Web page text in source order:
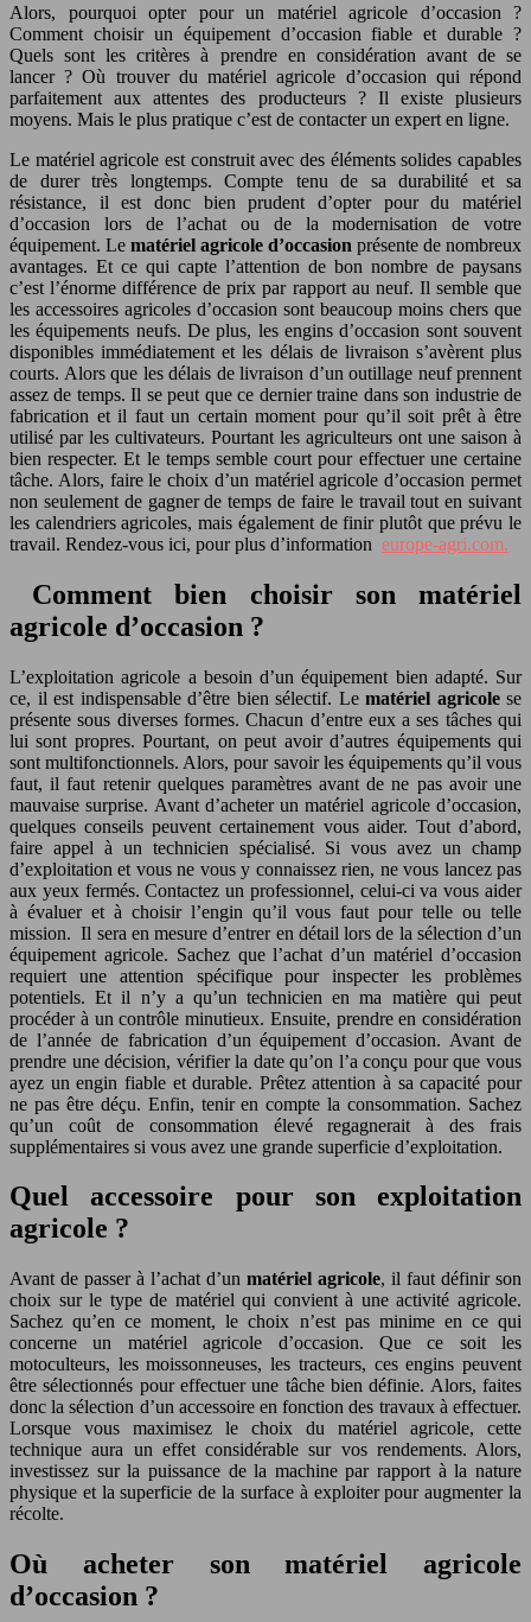
Alors, pourquoi opter pour un matériel agricole d’occasion ?
Comment choisir un équipement d’occasion fiable et durable ?
Quels sont les critères à prendre en considération avant de se
lancer ? Où trouver du matériel agricole d’occasion qui répond
parfaitement aux attentes des producteurs ? Il existe plusieurs
moyens. Mais le plus pratique c’est de contacter un expert en ligne.
Le matériel agricole est construit avec des éléments solides capables
de durer très longtemps. Compte tenu de sa durabilité et sa
résistance, il est donc bien prudent d’opter pour du matériel
d’occasion lors de l’achat ou de la modernisation de votre
équipement. Le matériel agricole d’occasion présente de nombreux
avantages. Et ce qui capte l’attention de bon nombre de paysans
c’est l’énorme différence de prix par rapport au neuf. Il semble que
les accessoires agricoles d’occasion sont beaucoup moins chers que
les équipements neufs. De plus, les engins d’occasion sont souvent
disponibles immédiatement et les délais de livraison s’avèrent plus
courts. Alors que les délais de livraison d’un outillage neuf prennent
assez de temps. Il se peut que ce dernier traine dans son industrie de
fabrication et il faut un certain moment pour qu’il soit prêt à être
utilisé par les cultivateurs. Pourtant les agriculteurs ont une saison à
bien respecter. Et le temps semble court pour effectuer une certaine
tâche. Alors, faire le choix d’un matériel agricole d’occasion permet
non seulement de gagner de temps de faire le travail tout en suivant
les calendriers agricoles, mais également de finir plutôt que prévu le
travail. Rendez-vous ici, pour plus d’information europe-agri.com.
Comment bien choisir son matériel
agricole d’occasion ?
L’exploitation agricole a besoin d’un équipement bien adapté. Sur
ce, il est indispensable d’être bien sélectif. Le matériel agricolese
présente sous diverses formes. Chacun d’entre eux a ses tâches qui
lui sont propres. Pourtant, on peut avoir d’autres équipements qui
sont multifonctionnels. Alors, pour savoir les équipements qu’il vous
faut, il faut retenir quelques paramètres avant de ne pas avoir une
mauvaise surprise. Avant d’acheter un matériel agricole d’occasion,
quelques conseils peuvent certainement vous aider. Tout d’abord,
faire appel à un technicien spécialisé. Si vous avez un champ
d’exploitation et vous ne vous y connaissez rien, ne vous lancez pas
aux yeux fermés. Contactez un professionnel, celui-ci va vous aider
à évaluer et à choisir l’engin qu’il vous faut pour telle ou telle
mission. Il sera en mesure d’entrer en détail lors de la sélection d’un
équipement agricole. Sachez que l’achat d’un matériel d’occasion
requiert une attention spécifique pour inspecter les problèmes
potentiels. Et il n’y a qu’un technicien en ma matière qui peut
procéder à un contrôle minutieux. Ensuite, prendre en considération
de l’année de fabrication d’un équipement d’occasion. Avant de
prendre une décision, vérifier la date qu’on l’a conçu pour que vous
ayez un engin fiable et durable. Prêtez attention à sa capacité pour
ne pas être déçu. Enfin, tenir en compte la consommation. Sachez
qu’un coût de consommation élevé regagnerait à des frais
supplémentaires si vous avez une grande superficie d’exploitation.
Quel accessoire pour son exploitation
agricole ?
Avant de passer à l’achat d’un matériel agricole, il faut définir son
choix sur le type de matériel qui convient à une activité agricole.
Sachez qu’en ce moment, le choix n’est pas minime en ce qui
concerne un matériel agricole d’occasion. Que ce soit les
motoculteurs, les moissonneuses, les tracteurs, ces engins peuvent
être sélectionnés pour effectuer une tâche bien définie. Alors, faites
donc la sélection d’un accessoire en fonction des travaux à effectuer.
Lorsque vous maximisez le choix du matériel agricole, cette
technique aura un effet considérable sur vos rendements. Alors,
investissez sur la puissance de la machine par rapport à la nature
physique et la superficie de la surface à exploiter pour augmenter la
récolte.
Où acheter son matériel agricole
d’occasion ?